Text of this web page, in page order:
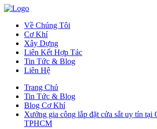
Về Chúng Tôi
Cơ Khí
Xây Dựng
Liên Kết Hợp Tác
Tin Tức & Blog
Liên Hệ
Trang Chủ
Tin Tức & Blog
Blog Cơ Khí
Xưởng gia công lắp đặt cửa sắt uy tín tại
TPHCM